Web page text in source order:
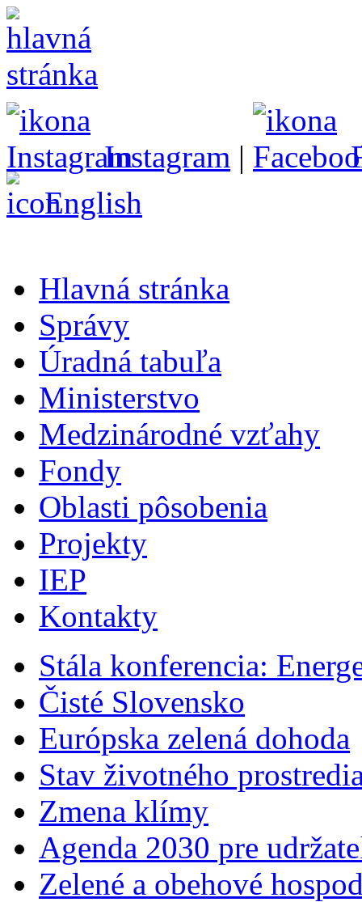
Instagram |
English
Hlavná stránka
Správy
Úradná tabuľa
Ministerstvo
Medzinárodné vzťahy
Fondy
Oblasti pôsobenia
Projekty
IEP
Kontakty
Stála konferencia:
Čisté Slovensko
Európska zelená dohoda
Stav životného
Zmena klímy
Agenda 2030 pre
Zelené a obehové